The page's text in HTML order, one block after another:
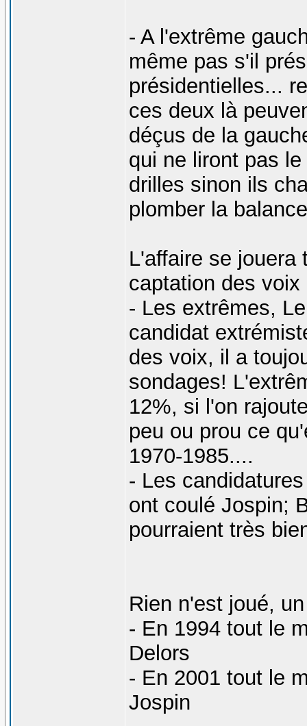
- A l'extrême
même pas s'il
présidentielles...
ces deux là
déçus de la
qui ne liront pas
drilles sinon ils
plomber la
L'affaire se jouera
captation des voix
- Les extrêmes,
candidat
des voix, il a
sondages!
12%, si l'on
peu ou prou ce
1970-1985....
- Les
ont coulé Jospin;
pourraient très
Rien n'est joué,
- En 1994 tout le
Delors
- En 2001 tout le
Jospin